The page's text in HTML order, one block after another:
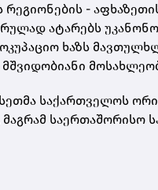
-
ატარებს
ხაზს
საქართველოს